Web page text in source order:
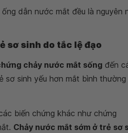
dẫn nước mắt đều là nguyên
sơ sinh do tắc lệ đạo
chảy nước mắt sống đến
sơ sinh yếu hơn mắt bình thường
biến chứng khác như chứng
Chảy nước mắt sớm ở trẻ sơ